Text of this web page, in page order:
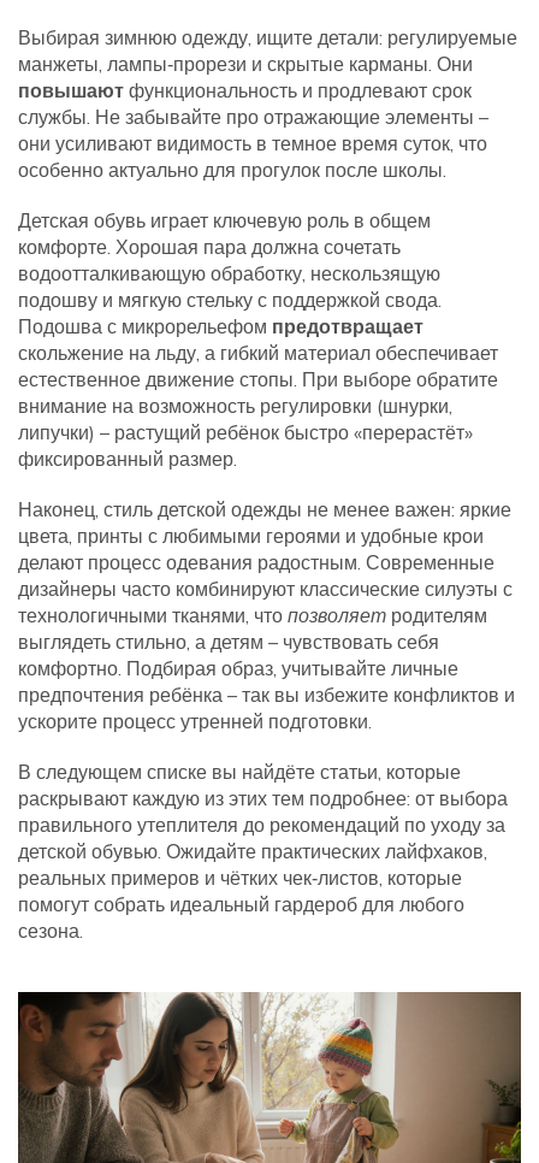
Выбирая зимнюю одежду, ищите детали: регулируемые
манжеты, лампы‑прорези и скрытые карманы. Они
повышают функциональность и продлевают срок
службы. Не забывайте про отражающие элементы –
они усиливают видимость в темное время суток, что
особенно актуально для прогулок после школы.
Детская обувь играет ключевую роль в общем
комфорте. Хорошая пара должна сочетать
водоотталкивающую обработку, нескользящую
подошву и мягкую стельку с поддержкой свода.
Подошва с микрорельефом предотвращает
скольжение на льду, а гибкий материал обеспечивает
естественное движение стопы. При выборе обратите
внимание на возможность регулировки (шнурки,
липучки) – растущий ребёнок быстро «перерастёт»
фиксированный размер.
Наконец, стиль детской одежды не менее важен: яркие
цвета, принты с любимыми героями и удобные крои
делают процесс одевания радостным. Современные
дизайнеры часто комбинируют классические силуэты с
технологичными тканями, что позволяет родителям
выглядеть стильно, а детям – чувствовать себя
комфортно. Подбирая образ, учитывайте личные
предпочтения ребёнка – так вы избежите конфликтов и
ускорите процесс утренней подготовки.
В следующем списке вы найдёте статьи, которые
раскрывают каждую из этих тем подробнее: от выбора
правильного утеплителя до рекомендаций по уходу за
детской обувью. Ожидайте практических лайфхаков,
реальных примеров и чётких чек‑листов, которые
помогут собрать идеальный гардероб для любого
сезона.